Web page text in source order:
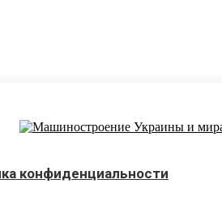
конфиденциальности